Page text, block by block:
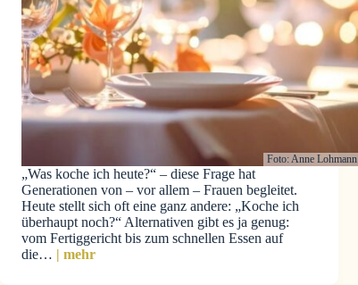
Foto: Anne Lohmann
„Was koche ich heute?“ – diese Frage hat
Generationen von – vor allem – Frauen begleitet.
Heute stellt sich oft eine ganz andere: „Koche ich
überhaupt noch?“ Alternativen gibt es ja genug:
vom Fertiggericht bis zum schnellen Essen auf
die… | mehr